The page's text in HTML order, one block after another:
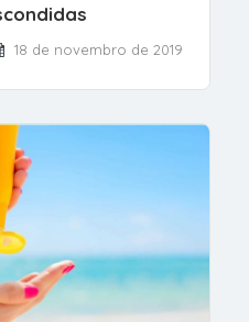
18 de novembro de 2019